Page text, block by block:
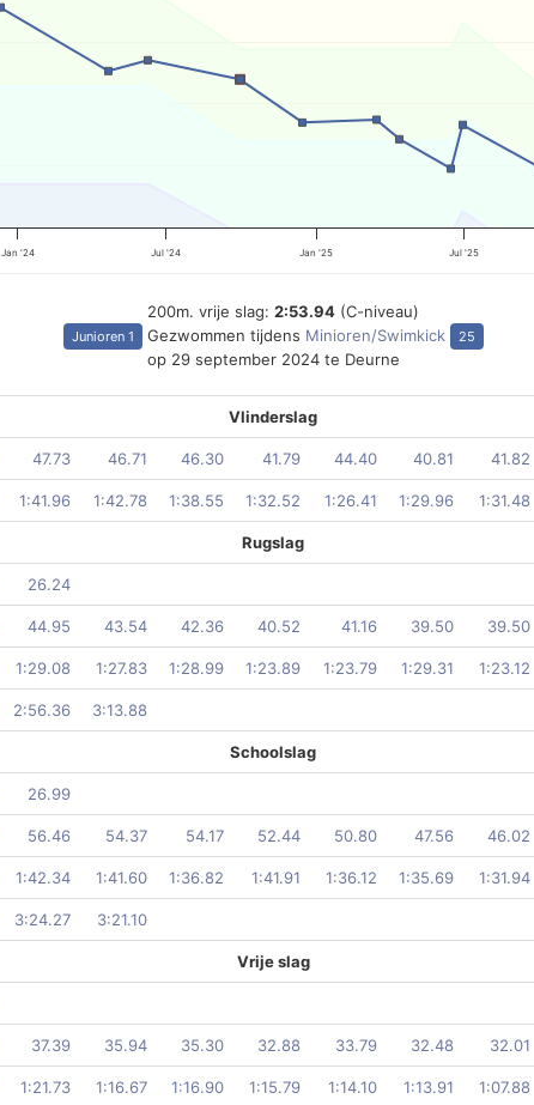
Jan '24 Jan '25
Jul '24 Jul '25
Junioren 1
200m. vrije slag: 2:53.94 (C-niveau)
Gezwommen tijdens Minioren/Swimkick
op 29 september 2024 te Deurne
25
Vlinderslag
47.73 46.71 46.30 41.79 44.40 40.81 41.82
1:41.96 1:42.78 1:38.55 1:32.52 1:26.41 1:29.96 1:31.48
Rugslag
26.24
44.95 43.54 42.36 40.52 41.16 39.50 39.50
1:29.08 1:27.83 1:28.99 1:23.89 1:23.79 1:29.31 1:23.12
2:56.36 3:13.88
Schoolslag
26.99
56.46 54.37 54.17 52.44 50.80 47.56 46.02
1:42.34 1:41.60 1:36.82 1:41.91 1:36.12 1:35.69 1:31.94
3:24.27 3:21.10
Vrije slag
37.39 35.94 35.30 32.88 33.79 32.48 32.01
1:21.73 1:16.67 1:16.90 1:15.79 1:14.10 1:13.91 1:07.88